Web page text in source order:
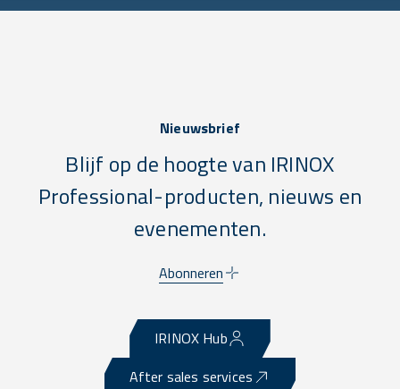
Nieuwsbrief
Blijf op de hoogte van IRINOX
Professional-producten, nieuws en
evenementen.
Abonneren
IRINOX Hub
After sales services